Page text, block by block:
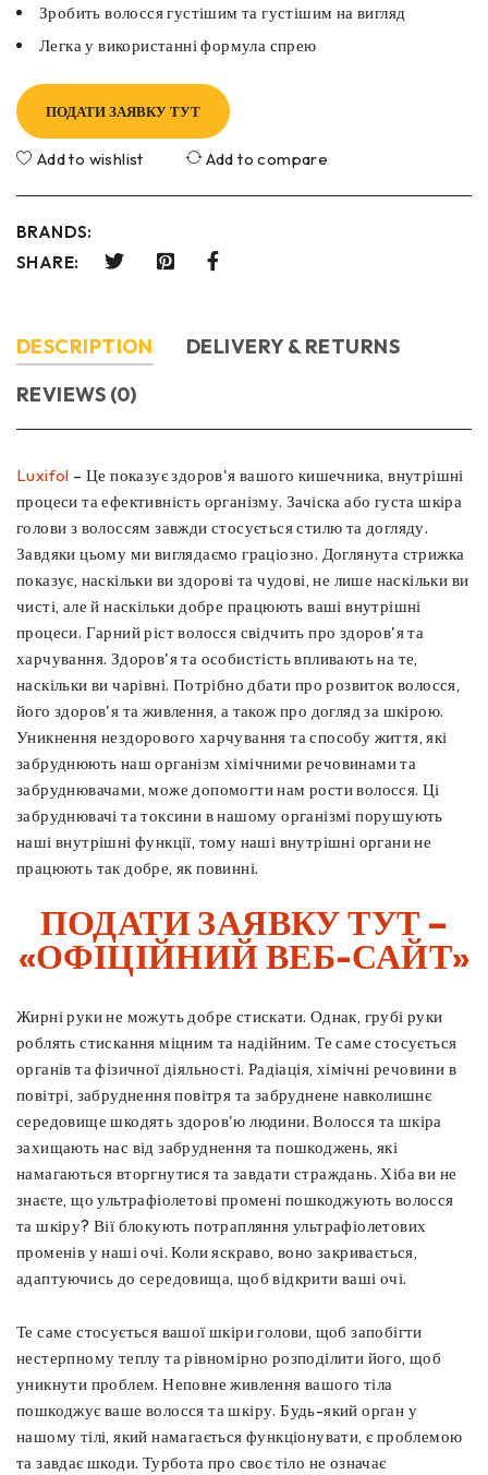
Зробить волосся густішим та густішим на вигляд
Легка у використанні формула спрею
ПОДАТИ ЗАЯВКУ ТУТ
Add to wishlist Add to compare
BRANDS:
SHARE:
DESCRIPTION
DELIVERY & RETURNS
REVIEWS (0)
Luxifol – Це показує здоров'я вашого кишечника, внутрішні
процеси та ефективність організму. Зачіска або густа шкіра
голови з волоссям завжди стосується стилю та догляду.
Завдяки цьому ми виглядаємо граціозно. Доглянута стрижка
показує, наскільки ви здорові та чудові, не лише наскільки ви
чисті, але й наскільки добре працюють ваші внутрішні
процеси. Гарний ріст волосся свідчить про здоров'я та
харчування. Здоров'я та особистість впливають на те,
наскільки ви чарівні. Потрібно дбати про розвиток волосся,
його здоров'я та живлення, а також про догляд за шкірою.
Уникнення нездорового харчування та способу життя, які
забруднюють наш організм хімічними речовинами та
забруднювачами, може допомогти нам рости волосся. Ці
забруднювачі та токсини в нашому організмі порушують
наші внутрішні функції, тому наші внутрішні органи не
працюють так добре, як повинні.
ПОДАТИ ЗАЯВКУ ТУТ –
«ОФІЦІЙНИЙ ВЕБ-САЙТ»
Жирні руки не можуть добре стискати. Однак, грубі руки
роблять стискання міцним та надійним. Те саме стосується
органів та фізичної діяльності. Радіація, хімічні речовини в
повітрі, забруднення повітря та забруднене навколишнє
середовище шкодять здоров'ю людини. Волосся та шкіра
захищають нас від забруднення та пошкоджень, які
намагаються вторгнутися та завдати страждань. Хіба ви не
знаєте, що ультрафіолетові промені пошкоджують волосся
та шкіру? Вії блокують потрапляння ультрафіолетових
променів у наші очі. Коли яскраво, воно закривається,
адаптуючись до середовища, щоб відкрити ваші очі.
Те саме стосується вашої шкіри голови, щоб запобігти
нестерпному теплу та рівномірно розподілити його, щоб
уникнути проблем. Неповне живлення вашого тіла
пошкоджує ваше волосся та шкіру. Будь-який орган у
нашому тілі, який намагається функціонувати, є проблемою
та завдає шкоди. Турбота про своє тіло не означає